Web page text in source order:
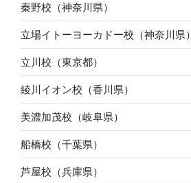
秦野校（神奈川県）
立場イトーヨーカドー校（神奈川県）
立川校（東京都）
綾川イオン校（香川県）
美濃加茂校（岐阜県）
船橋校（千葉県）
芦屋校（兵庫県）